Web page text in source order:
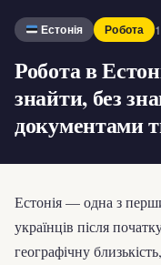
Естонія Робота
Робота в
знайти, без
документами
Естонія — одна з
українців після
географічну